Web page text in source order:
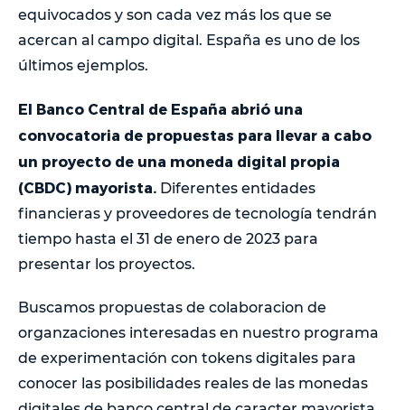
equivocados y son cada vez más los que se
acercan al campo digital. España es uno de los
últimos ejemplos.
El Banco Central de España abrió una
convocatoria de propuestas para llevar a cabo
un proyecto de una moneda digital propia
(CBDC) mayorista. Diferentes entidades
financieras y proveedores de tecnología tendrán
tiempo hasta el 31 de enero de 2023 para
presentar los proyectos.
Buscamos propuestas de colaboracion de
organzaciones interesadas en nuestro programa
de experimentación con tokens digitales para
conocer las posibilidades reales de las monedas